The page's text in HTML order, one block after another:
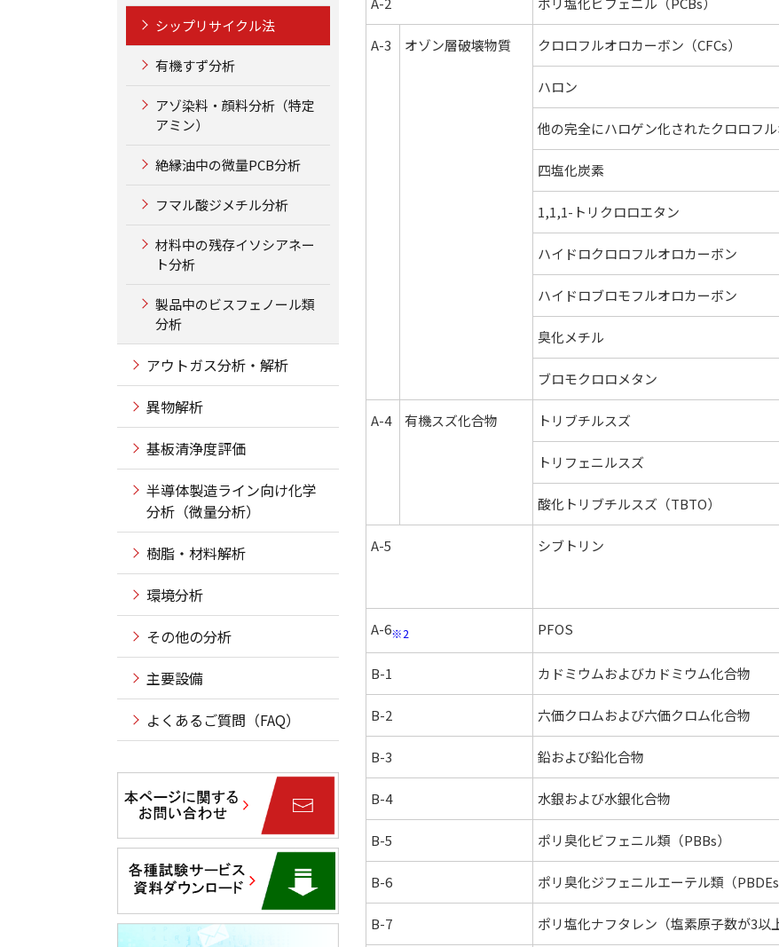
A-3 オゾン層破壊物質 クロロフルオロカーボン（CFCs）
ハロン
他の完全にハロゲン化されたクロロフ
四塩化炭素
1,1,1-トリクロロエタン
ハイドロクロロフルオロカーボン
ハイドロブロモフルオロカーボン
臭化メチル
ブロモクロロメタン
A-4 有機スズ化合物 トリブチルスズ
トリフェニルスズ
酸化トリブチルスズ（TBTO）
A-5 シブトリン
A-6※2 PFOS
B-1 カドミウムおよびカドミウム化合物
B-2 六価クロムおよび六価クロム化合物
B-3 鉛および鉛化合物
B-4 水銀および水銀化合物
B-5 ポリ臭化ビフェニル類（PBBs）
B-6 ポリ臭化ジフェニルエーテル類（PBDEs
B-7 ポリ塩化ナフタレン（塩素原子数が3以
シップリサイクル法
有機すず分析
アゾ染料・顔料分析（特定
アミン）
絶縁油中の微量PCB分析
フマル酸ジメチル分析
材料中の残存イソシアネー
ト分析
製品中のビスフェノール類
分析
アウトガス分析・解析
異物解析
基板清浄度評価
半導体製造ライン向け化学
分析（微量分析）
樹脂・材料解析
環境分析
その他の分析
主要設備
よくあるご質問（FAQ）